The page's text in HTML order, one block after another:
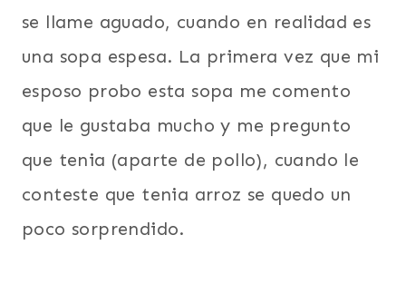
se llame aguado, cuando en realidad es
una sopa espesa. La primera vez que mi
esposo probo esta sopa me comento
que le gustaba mucho y me pregunto
que tenia (aparte de pollo), cuando le
conteste que tenia arroz se quedo un
poco sorprendido.